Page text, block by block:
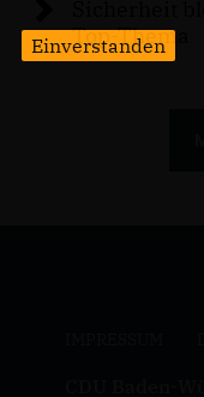
Top-Thema
Einverstanden